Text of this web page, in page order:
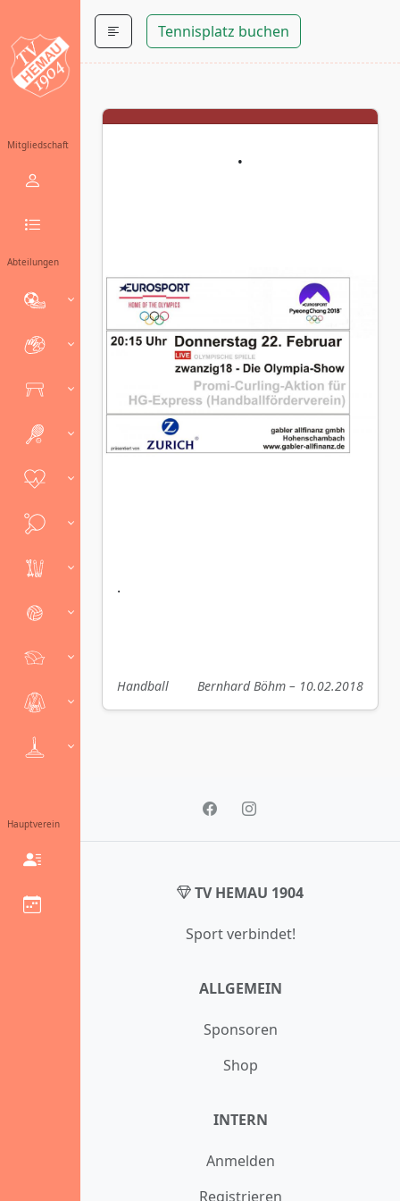
Mitgliedschaft
Abteilungen
Hauptverein
Tennisplatz buchen
.
.
Handball Bernhard Böhm – 10.02.2018
TV HEMAU 1904
Sport verbindet!
ALLGEMEIN
Sponsoren
Shop
INTERN
Anmelden
Registrieren